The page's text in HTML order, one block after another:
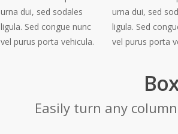
urna dui, sed sodales
ligula. Sed congue nunc
vel purus porta vehicula.
urna dui, sed
ligula. Sed
vel purus porta
Easily turn any